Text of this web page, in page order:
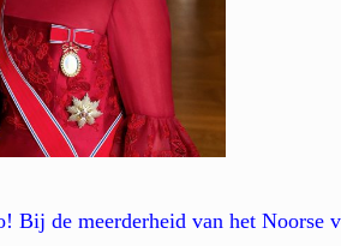
Bij de meerderheid van het Noorse